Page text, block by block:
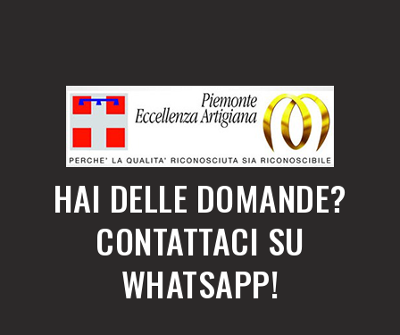
HAI DELLE DOMANDE?
CONTATTACI SU
WHATSAPP!